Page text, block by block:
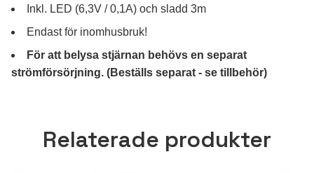
Inkl. LED (6,3V / 0,1A) och sladd 3m
Endast för inomhusbruk!
För att belysa stjärnan behövs en separat
strömförsörjning. (Beställs separat - se tillbehör)
Relaterade produkter